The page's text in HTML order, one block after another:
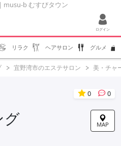
musu-b むすびタウン
ログイン
リラク ヘアサロン グルメ
宜野湾市のエステサロン 美・チャ
0 0
MAP
グ